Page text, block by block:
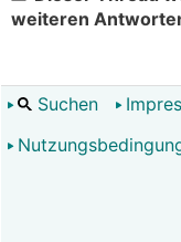
weiteren
Suchen